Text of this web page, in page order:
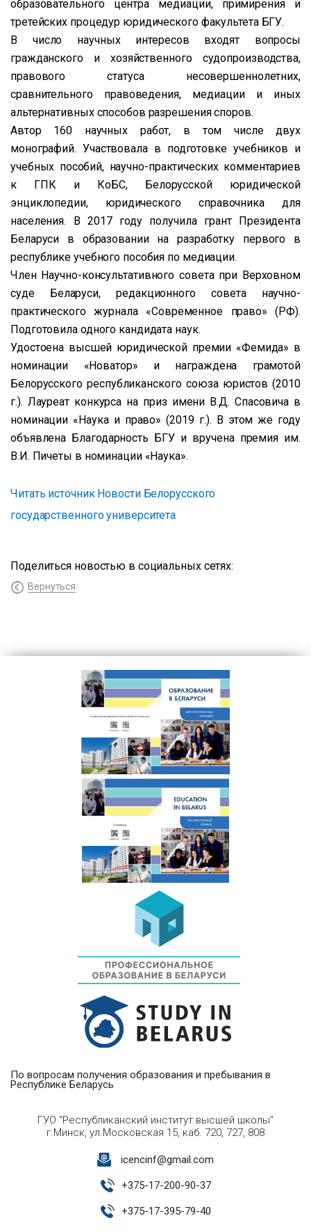
образовательного центра медиации, примирения и
третейских процедур юридического факультета БГУ.
В число научных интересов входят вопросы
гражданского и хозяйственного судопроизводства,
правового статуса несовершеннолетних,
сравнительного правоведения, медиации и иных
альтернативных способов разрешения споров.
Автор 160 научных работ, в том числе двух
монографий. Участвовала в подготовке учебников и
учебных пособий, научно-практических комментариев
к ГПК и КоБС, Белорусской юридической
энциклопедии, юридического справочника для
населения. В 2017 году получила грант Президента
Беларуси в образовании на разработку первого в
республике учебного пособия по медиации.
Член Научно-консультативного совета при Верховном
суде Беларуси, редакционного совета научно-
практического журнала «Современное право» (РФ).
Подготовила одного кандидата наук.
Удостоена высшей юридической премии «Фемида» в
номинации «Новатор» и награждена грамотой
Белорусского республиканского союза юристов (2010
г.). Лауреат конкурса на приз имени В.Д. Спасовича в
номинации «Наука и право» (2019 г.). В этом же году
объявлена Благодарность БГУ и вручена премия им.
В.И. Пичеты в номинации «Наука».
Читать источник Новости Белорусского
государственного университета
Поделиться новостью в социальных сетях:
Вернуться
По вопросам получения образования и пребывания в
Республике Беларусь
ГУО "Республиканский институт высшей школы"
г.Минск, ул.Московская 15, каб. 720, 727, 808
icencinf@gmail.com
+375-17-200-90-37
+375-17-395-79-40